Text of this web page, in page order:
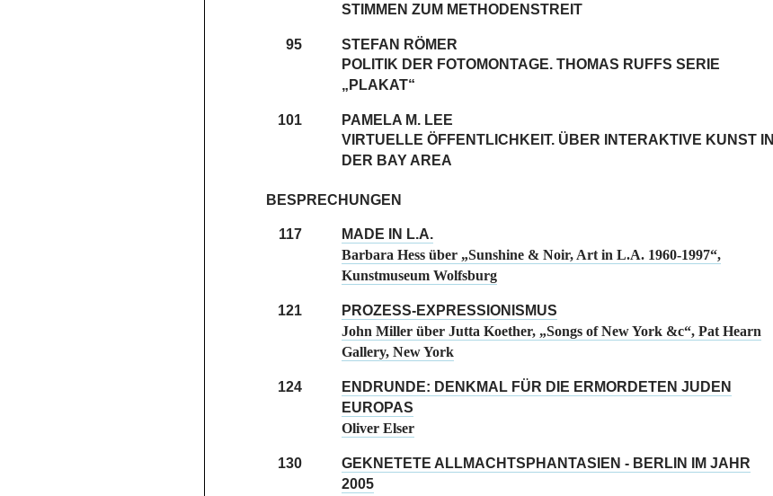
STIMMEN ZUM METHODENSTREIT
95
STEFAN RÖMER
POLITIK DER FOTOMONTAGE. THOMAS RUFFS SERIE
„PLAKAT“
101
PAMELA M. LEE
VIRTUELLE ÖFFENTLICHKEIT. ÜBER INTERAKTIVE KUNST IN
DER BAY AREA
BESPRECHUNGEN
117
MADE IN L.A.
Barbara Hess über „Sunshine & Noir, Art in L.A. 1960-1997“,
Kunstmuseum Wolfsburg
121
PROZESS-EXPRESSIONISMUS
John Miller über Jutta Koether, „Songs of New York &c“, Pat Hearn
Gallery, New York
124
ENDRUNDE: DENKMAL FÜR DIE ERMORDETEN JUDEN
EUROPAS
Oliver Elser
130
GEKNETETE ALLMACHTSPHANTASIEN - BERLIN IM JAHR
2005